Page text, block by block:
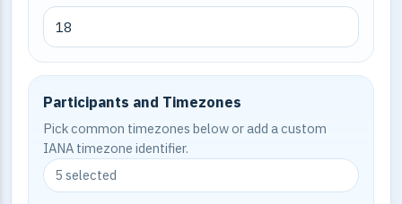
Participants and Timezones
Pick common timezones below or add a custom
IANA timezone identifier.
5 selected